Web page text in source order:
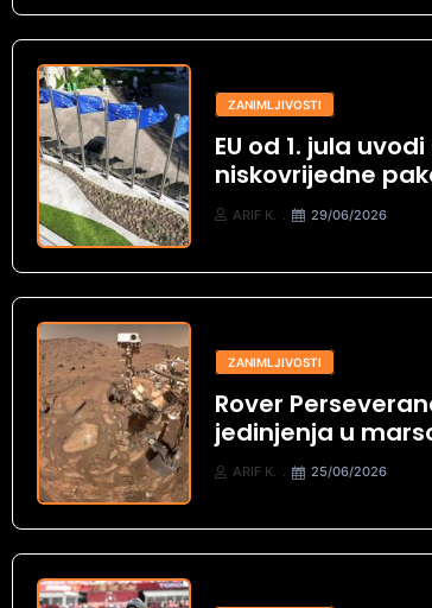
ZANIMLJIVOSTI
EU od 1. jula
niskovrijedne
ARIF K. 29/06/2026
ZANIMLJIVOSTI
Rover
jedinjenja u
ARIF K. 25/06/2026